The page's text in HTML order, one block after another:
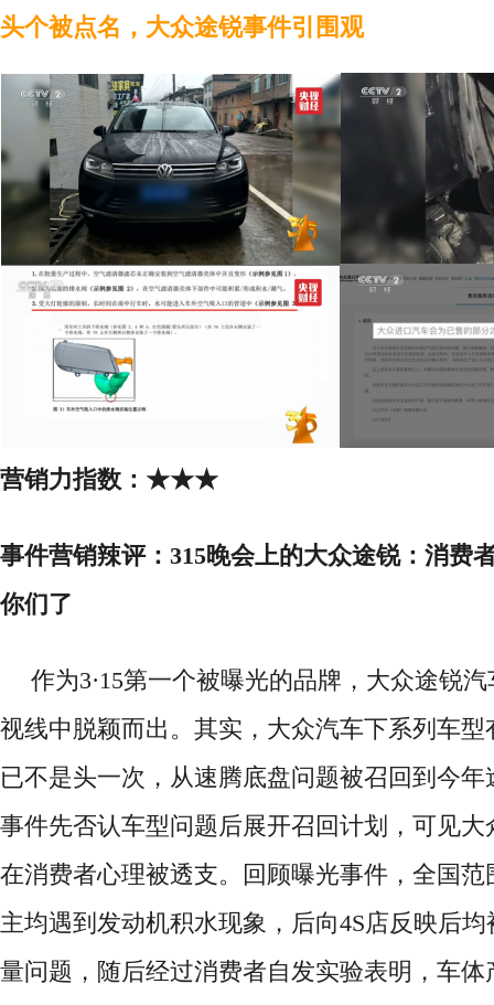
头个被点名，大众途锐事件引围观
营销力指数： ★★★
事件营销辣评： 315晚会上的大众途锐：消费
你们了
作为3·15第一个被曝光的品牌，大众途锐
视线中脱颖而出。其实，大众汽车下系列车型
已不是头一次，从速腾底盘问题被召回到今
事件先否认车型问题后展开召回计划，可见大
在消费者心理被透支。回顾曝光事件，全国范
主均遇到发动机积水现象，后向4S店反映后
量问题，随后经过消费者自发实验表明，车体